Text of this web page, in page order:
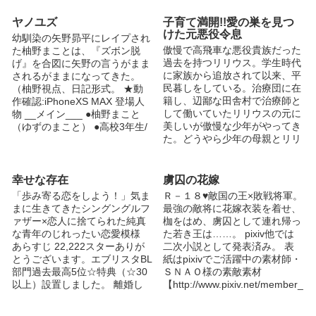
語＿＿＿＿＿＿＿ （エブリス
タでも公開中） 4/3 アクセスラ
ンキング 17位 4/10アクセスラ
ンキング 14位 4/11アクセスラ
ンキング 12位 4/14アクセスラ
ンキング 11位 4/16アクセスラ
ンキング 9位 4/17アクセスラン
キング 8位 4/12イイネランキン
グ 17位 4/19イイネランキング
13位
ヤノユズ
幼馴染の矢野昴平にレイプされ
た柚野まことは、『ズボン脱
げ』を合図に矢野の言うがまま
されるがままになってきた。
（柚野視点、日記形式。 ★動
作確認:iPhoneXS MAX 登場人
物 __メイン___ ●柚野まこと
（ゆずのまこと） ●高校3年生/
●矢野昂平（やのこうへい） ●
高校3年生/身長180/B型 ●家族
構成/ 父、母、兄 ●クォーター
で金髪碧眼。 ●ゆずは俺のも
の。 ●我が儘で俺様でS。 ●矢
野将平（やのしょうへい） ●フ
リーの通訳/身長184/AB型 ●家
族構成/ 父、母、弟 ●昂平の10
歳上の兄。 ●クォーターで黒髪
碧眼。 ●高校時代一志に浮気さ
子育て満開!!愛の巣を見つ
けた元悪役令息
傲慢で高飛車な悪役貴族だった
過去を持つリリウス。学生時代
に家族から追放されて以来、平
民暮しをしている。治療団に在
籍し、辺鄙な田舎村で治療師と
して働いていたリリウスの元に
美しいが傲慢な少年がやってき
た。どうやら少年の母親とリリ
幸せな存在
「歩み寄る恋をしよう！」気ま
まに生きてきたシングングルフ
ァザー×恋人に捨てられた純真
な青年のじれったい恋愛模様
あらすじ 22,222スターありが
とうございます。エブリスタBL
部門過去最高5位☆特典（☆30
以上）設置しました。 離婚し
虜囚の花嫁
Ｒ－１８♥敵国の王×敗戦将軍。
最強の敵将に花嫁衣装を着せ、
枷をはめ、虜囚として連れ帰っ
た若き王は……。 pixiv他では
二次小説として発表済み。 表
紙はpixivでご活躍中の素材師・
ＳＮＡＯ様の素敵素材
【http://www.pixiv.net/member_